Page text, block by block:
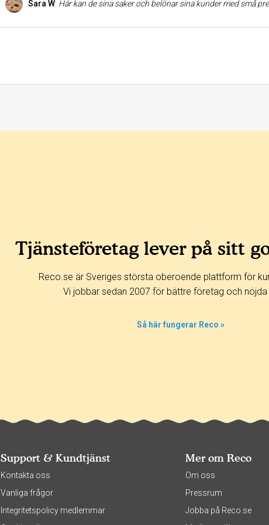
Sara W: Här kan de sina saker och belönar sina kunder med små presenter! Personalen får en verkligen att känna sig speciell som kund. De är jätteduktiga på ansiktsbehandlingar (jag har gått till dem i flera års tid nu) och man kan få
Tjänsteföretag lever på sitt
Reco.se är Sveriges största oberoende plattform för
Vi jobbar sedan 2007 för bättre företag och nöjda
Så här fungerar Reco »
Support & Kundtjänst
Kontakta oss
Vanliga frågor
Integritetspolicy medlemmar
Mer om Reco
Om oss
Pressrum
Jobba på Reco.se